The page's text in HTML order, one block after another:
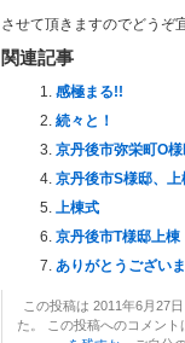
させて頂きますのでどうぞ
関連記事
感極まる!!
続々と！
京丹後市弥栄町O
京丹後市S様邸、上
上棟式
京丹後市T様邸上棟
ありがとうございま
この投稿は 2011年6月27
た。 この投稿へのコメント